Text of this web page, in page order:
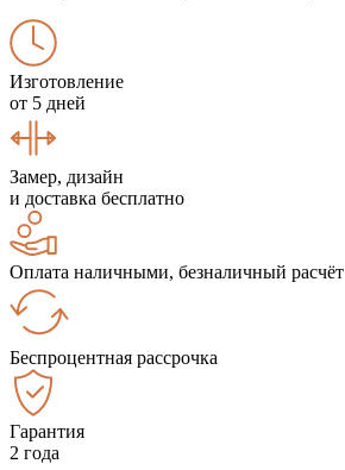
Изготовление
от 5 дней
Замер, дизайн
и доставка бесплатно
Оплата наличными, безналичный расчёт
Беспроцентная рассрочка
Гарантия
2 года